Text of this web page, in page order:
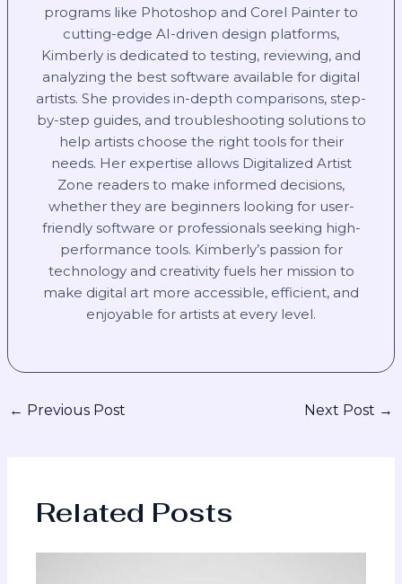
programs like Photoshop and Corel Painter to
cutting-edge AI-driven design platforms,
Kimberly is dedicated to testing, reviewing, and
analyzing the best software available for digital
artists. She provides in-depth comparisons, step-
by-step guides, and troubleshooting solutions to
help artists choose the right tools for their
needs. Her expertise allows Digitalized Artist
Zone readers to make informed decisions,
whether they are beginners looking for user-
friendly software or professionals seeking high-
performance tools. Kimberly’s passion for
technology and creativity fuels her mission to
make digital art more accessible, efficient, and
enjoyable for artists at every level.
← Previous Post Next Post →
Related Posts